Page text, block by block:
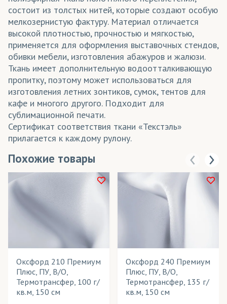
состоит из толстых нитей, которые создают особую
мелкозернистую фактуру. Материал отличается
высокой плотностью, прочностью и мягкостью,
применяется для оформления выставочных стендов,
обивки мебели, изготовления абажуров и жалюзи.
Ткань имеет дополнительную водоотталкивающую
пропитку, поэтому может использоваться для
изготовления летних зонтиков, сумок, тентов для
кафе и многого другого. Подходит для
сублимационной печати.
Сертификат соответствия ткани «Текстэль»
прилагается к каждому рулону.
Похожие товары
Оксфорд 210 Премиум
Плюс, ПУ, В/О,
Термотрансфер, 100 г/
кв.м, 150 см
Оксфорд 240 Премиум
Плюс, ПУ, В/О,
Термотрансфер, 135 г/
кв.м, 150 см